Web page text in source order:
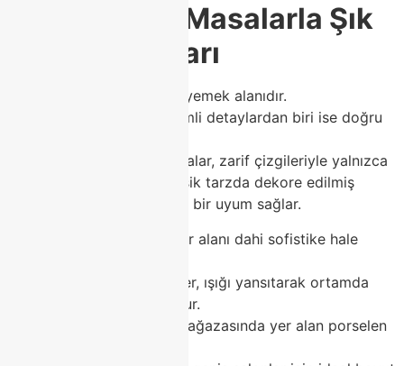
Porselen Masalarla Şık
Yemek Alanları
Ev dekorasyonunun kalbi yemek alanıdır.
Bu alanı özel kılan en önemli detaylardan biri ise doğru
Class Home porselen masalar, zarif çizgileriyle yalnızca
modern evlerde değil; klasik tarzda dekore edilmiş
mekanlarda da mükemmel bir uyum sağlar.
Bir porselen masa, sade bir alanı dahi sofistike hale
Yüzeyindeki doğal desenler, ışığı yansıtarak ortamda
ferah bir atmosfer oluşturur.
Class Home’un Modoko mağazasında yer alan porselen